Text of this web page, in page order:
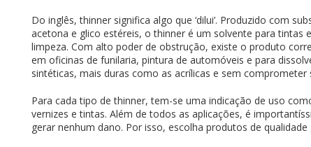
Do inglês, thinner significa algo que ‘dilui’. Produzido com
acetona e glico estéreis, o thinner é um solvente para tintas
limpeza. Com alto poder de obstrução, existe o produto
em oficinas de funilaria, pintura de automóveis e para
sintéticas, mais duras como as acrílicas e sem comprometer
Para cada tipo de thinner, tem-se uma indicação de uso
vernizes e tintas. Além de todos as aplicações, é
gerar nenhum dano. Por isso, escolha produtos de qualidade